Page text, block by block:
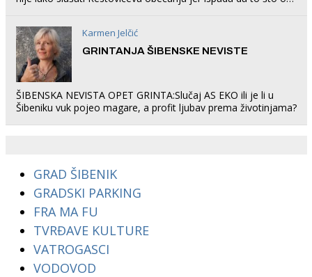
Karmen Jelčić
GRINTANJA ŠIBENSKE NEVISTE
ŠIBENSKA NEVISTA OPET GRINTA:Slučaj AS EKO ili je li u
Šibeniku vuk pojeo magare, a profit ljubav prema životinjama?
GRAD ŠIBENIK
GRADSKI PARKING
FRA MA FU
TVRĐAVE KULTURE
VATROGASCI
VODOVOD